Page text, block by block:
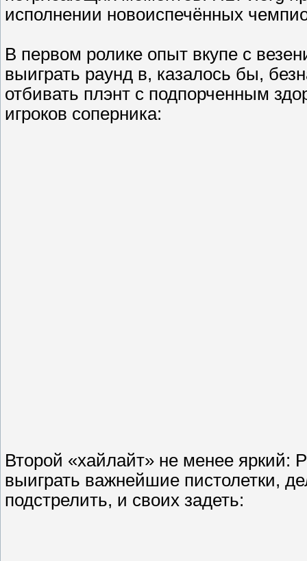
исполнении новоиспечённых
В первом ролике опыт вкупе с
выиграть раунд в, казалось бы,
отбивать плэнт с подпорченным
игроков соперника:
Второй «хайлайт» не менее яркий:
выиграть важнейшие пистолетки,
подстрелить, и своих задеть: